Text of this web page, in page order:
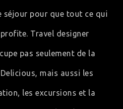
séjour pour que tout ce qui
Travel designer
pas seulement de la
mais aussi les
les excursions et la